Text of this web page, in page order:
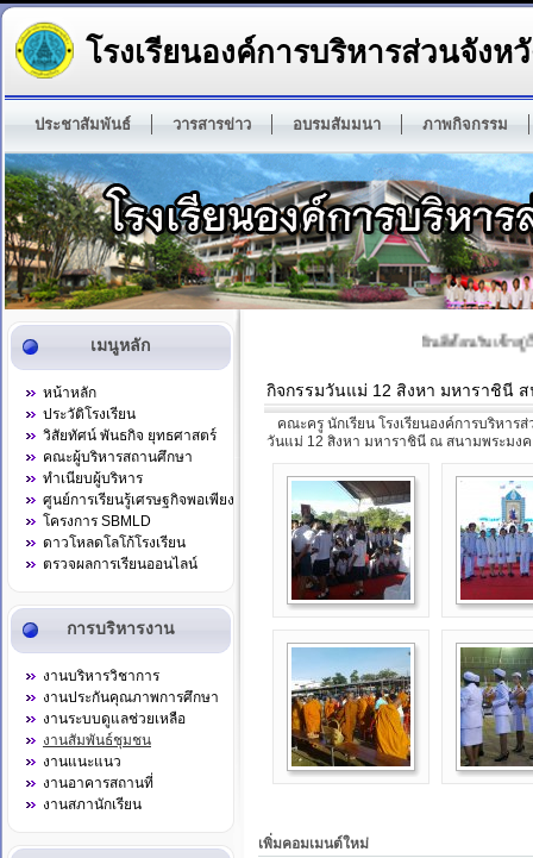
โรงเรียนองค์การบริหารส่วนจัง
ประชาสัมพันธ์ วารสารข่าว อบรมสัมมนา ภาพกิจกรรม
เมนูหลัก
หน้าหลัก
ประวัติโรงเรียน
วิสัยทัศน์ พันธกิจ ยุทธศาสตร์
คณะผู้บริหารสถานศึกษา
ทำเนียบผู้บริหาร
ศูนย์การเรียนรู้เศรษฐกิจพอเพียง
โครงการ SBMLD
ดาวโหลดโลโก้โรงเรียน
ตรวจผลการเรียนออนไลน์
การบริหารงาน
งานบริหารวิชาการ
งานประกันคุณภาพการศึกษา
งานระบบดูแลช่วยเหลือ
งานสัมพันธ์ชุมชน
งานแนะแนว
งานอาคารสถานที่
งานสภานักเรียน
ยินดีต้อนรับเข้าสู่
กิจกรรมวันแม่ 12 สิงหา มหาราชินี
คณะครู นักเรียน โรงเรียนองค์การบริหาร
วันแม่ 12 สิงหา มหาราชินี ณ สนามพระมง
เพิ่มคอมเมนต์ใหม่